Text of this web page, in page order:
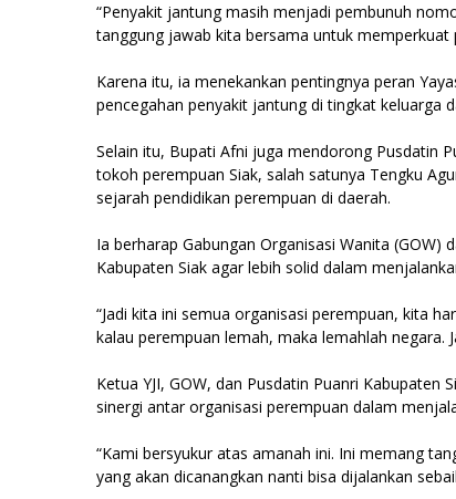
“Penyakit jantung masih menjadi pembunuh
tanggung jawab kita bersama untuk memperkuat
Karena itu, ia menekankan pentingnya peran
pencegahan penyakit jantung di tingkat keluarga
Selain itu, Bupati Afni juga mendorong Pusdatin
tokoh perempuan Siak, salah satunya Tengku
sejarah pendidikan perempuan di daerah.
Ia berharap Gabungan Organisasi Wanita
Kabupaten Siak agar lebih solid dalam
“Jadi kita ini semua organisasi perempuan, kita
kalau perempuan lemah, maka lemahlah negara.
Ketua YJI, GOW, dan Pusdatin Puanri
sinergi antar organisasi perempuan dalam
“Kami bersyukur atas amanah ini. Ini memang
yang akan dicanangkan nanti bisa dijalankan